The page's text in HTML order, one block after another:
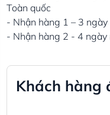
Toàn quốc
- Nhận hàng 1 – 3
- Nhận hàng 2 - 4 ngày
Khách hàng